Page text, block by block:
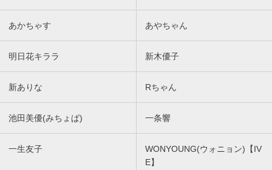
あかちゃす あやちゃん
明日花キララ 新木優子
新ありな Rちゃん
池田美優(みちょぱ) 一条響
一生友子
WONYOUNG(ウォニョン)【IV
E】